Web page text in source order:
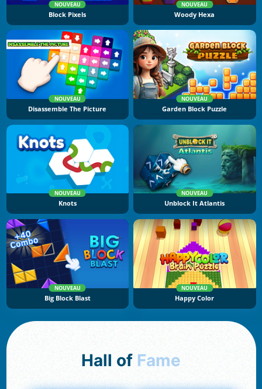
NOUVEAU
Block Pixels
NOUVEAU
Woody Hexa
NOUVEAU
Disassemble The Picture
NOUVEAU
Garden Block Puzzle
NOUVEAU
Knots
NOUVEAU
Unblock It Atlantis
NOUVEAU
Big Block Blast
NOUVEAU
Happy Color
Hall of Fame